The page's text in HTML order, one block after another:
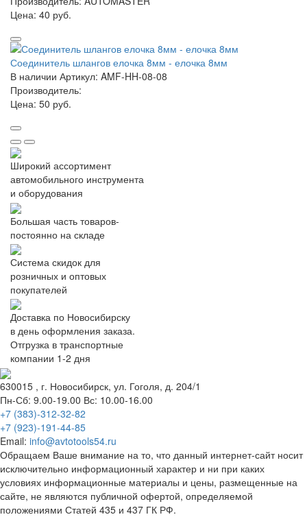
Цена: 40 руб.
Соединитель шлангов елочка 8мм - елочка 8мм
В наличии Артикул: AMF-HH-08-08
Производитель:
Цена: 50 руб.
Широкий ассортимент
автомобильного инструмента
и оборудования
Большая часть товаров-
постоянно на складе
Система скидок для
розничных и оптовых
покупателей
Доставка по Новосибирску
в день оформления заказа.
Отгрузка в транспортные
компании 1-2 дня
630015 , г. Новосибирск, ул. Гоголя, д. 204/1
Пн-Сб: 9.00-19.00 Вс: 10.00-16.00
+7 (383)-312-32-82
+7 (923)-191-44-85
Email: info@avtotools54.ru
Обращаем Ваше внимание на то, что данный интернет-сайт носит
исключительно информационный характер и ни при каких
условиях информационные материалы и цены, размещенные на
сайте, не являются публичной офертой, определяемой
положениями Статей 435 и 437 ГК РФ.